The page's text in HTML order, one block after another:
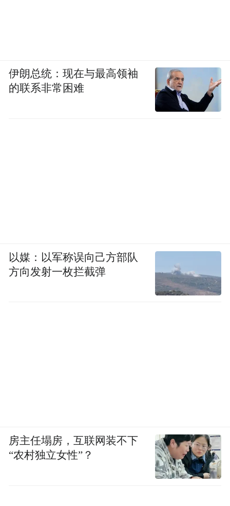
伊朗总统：现在与最高领袖
的联系非常困难
以媒：以军称误向己方部队
方向发射一枚拦截弹
房主任塌房，互联网装不下
“农村独立女性”？